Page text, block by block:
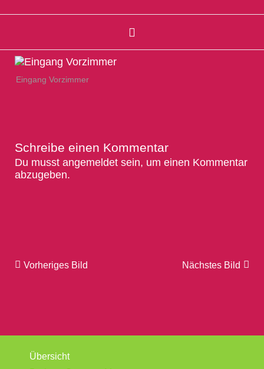
Eingang Vorzimmer
Schreibe einen Kommentar
Du musst angemeldet sein, um einen Kommentar
abzugeben.
Nächstes Bild
Vorheriges Bild
Übersicht